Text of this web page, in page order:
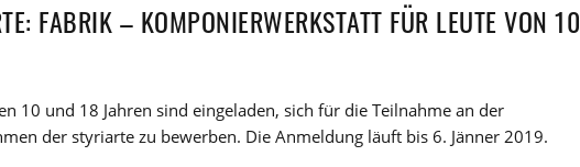
FABRIK – KOMPONIERWERKSTATT FÜR LEUTE VON 10
10 und 18 Jahren sind eingeladen, sich für die Teilnahme an der
der styriarte zu bewerben. Die Anmeldung läuft bis 6. Jänner 2019.